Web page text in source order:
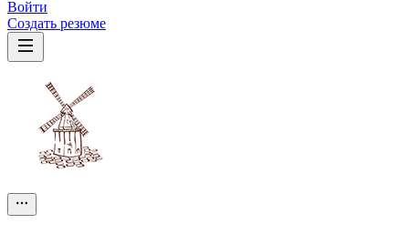
Войти
Создать резюме